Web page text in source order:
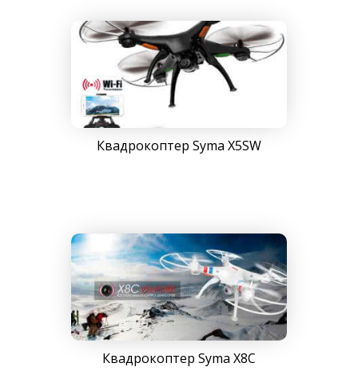
Квадрокоптер Syma X5SW
Квадрокоптер Syma X8C